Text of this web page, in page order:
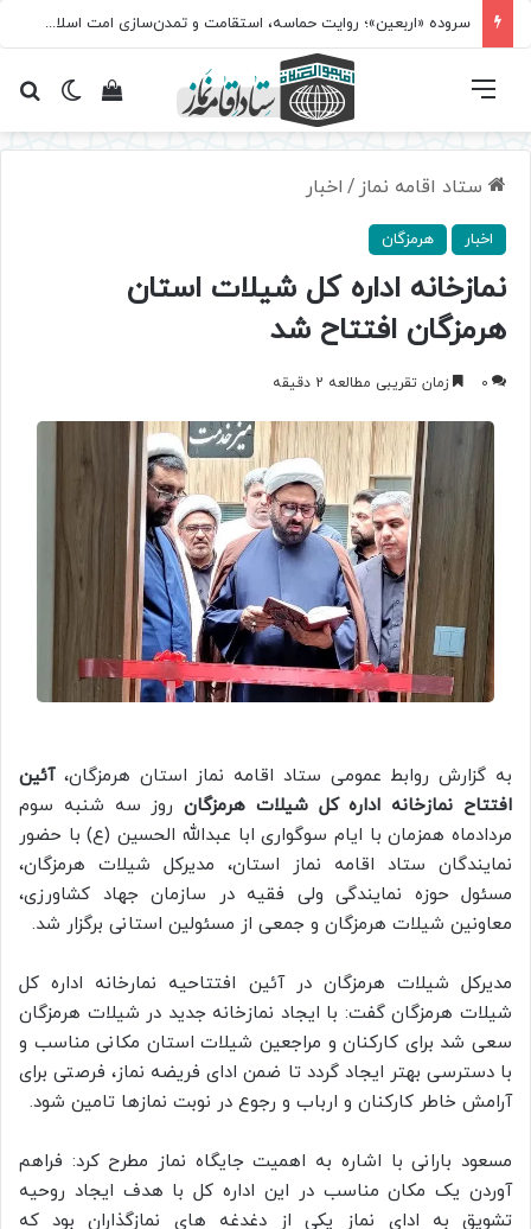
سروده‌ «اربعین»؛ روایت حماسه، استقامت و تمدن‌سازی امت اسلامی
تغییرمشاهده فهرست
ستاد اقامه نماز / اخبار
اخبار هرمزگان
نمازخانه اداره کل شیلات استان
هرمزگان افتتاح شد
0 زمان تقریبی مطالعه 2 دقیقه
به گزارش روابط عمومی ستاد اقامه نماز استان هرمزگان،آئین
افتتاح نمازخانه اداره کل شیلات هرمزگانروز سه شنبه سوم
مردادماه همزمان با ایام سوگواری ابا عبدالله الحسین (ع) با حضور
نمایندگان ستاد اقامه نماز استان، مدیرکل شیلات هرمزگان،
مسئول حوزه نمايندگی ولی فقيه در سازمان جهاد کشاورزی،
معاونین شیلات هرمزگان و جمعی از مسئولین استانی برگزار شد.
مدیرکل شیلات هرمزگان در آئین افتتاحیه نمارخانه اداره کل
شیلات هرمزگان گفت: با ایجاد نمازخانه جدید در شیلات هرمزگان
سعی شد برای کارکنان و مراجعین شیلات استان مکانی مناسب و
با دسترسی بهتر ایجاد گردد تا ضمن ادای فریضه نماز، فرصتی برای
آرامش خاطر کارکنان و ارباب و رجوع در نوبت نمازها تامین شود.
مسعود بارانی با اشاره به اهمیت جایگاه نماز مطرح کرد: فراهم
آوردن یک مکان مناسب در این اداره کل با هدف ایجاد روحیه
تشویق به ادای نماز یکی از دغدغه های نمازگذاران بود که